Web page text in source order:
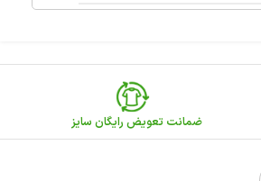
ضمانت تعویض رایگان سایز